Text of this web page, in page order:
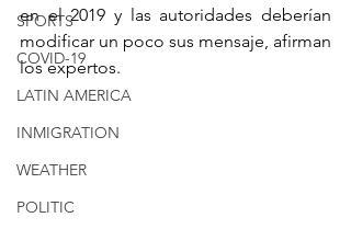
SPORTS
COVID-19
LATIN AMERICA
INMIGRATION
WEATHER
POLITIC
en el 2019 y las autoridades deberían
modificar un poco sus mensaje, afirman
los expertos.